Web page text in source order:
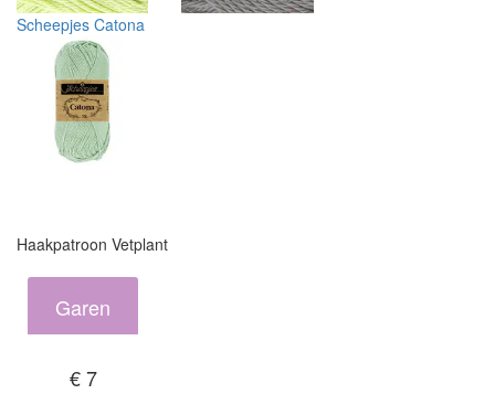
Scheepjes Catona
Haakpatroon Vetplant
Garen
€ 7